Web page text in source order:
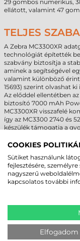
29 gombos numerikus,
ellátott, valamint 47
TELJES
A Zebra MC3300XR
technológiát építették
szabvány biztosítja a
aminek a segítségével
valamint különböző
15693) szerint olvashat
Az előddel ellentétben
biztosító 7000 mAh
MC3300XR visszafelé
így az MC3300 2740 és
készülék támogatja a
ilyenkor nem csupán
MASSZÍV
kijelző panelje között
igénybevétel esetén is
nélkül kibír, kisebb, 1
különösebb
javult, immáron az IP64
COOKIES
Sütiket használunk
fejlesztésére,
nagyszerű
kapcsolatos további
Elfogadom